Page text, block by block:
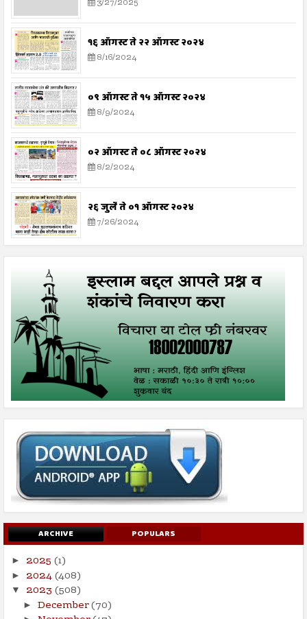
3/27/2025
१६ ऑगस्ट ते २२ ऑगस्ट २०२४
8/16/2024
०९ ऑगस्ट ते १५ ऑगस्ट २०२४
8/9/2024
०२ ऑगस्ट ते ०८ ऑगस्ट २०२४
8/2/2024
२६ जुलै ते ०१ ऑगस्ट २०२४
7/26/2024
ARCHIVE POPULARS
► 2025 (1)
► 2024(408)
▼ 2023 (508)
► December(70)